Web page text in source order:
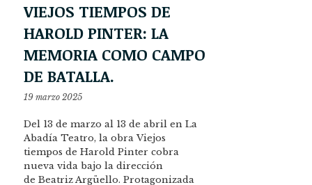
VIEJOS TIEMPOS DE
HAROLD PINTER: LA
MEMORIA COMO CAMPO
DE BATALLA.
19 marzo 2025
Del 13 de marzo al 13 de abril en La
Abadía Teatro, la obra Viejos
tiempos de Harold Pinter cobra
nueva vida bajo la dirección
de Beatriz Argüello. Protagonizada